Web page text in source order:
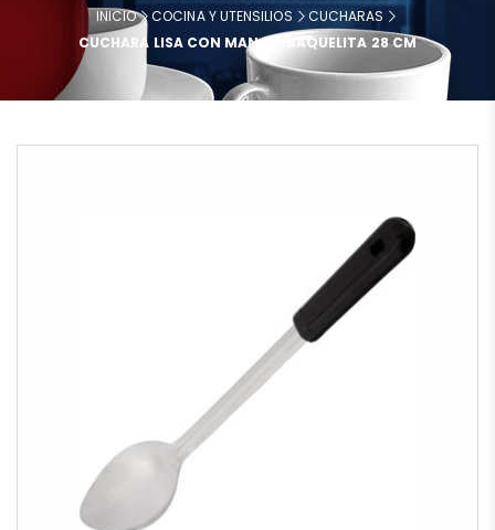
INICIO COCINA Y UTENSILIOS
CUCHARAS
CUCHARA LISA CON MANGO BAQUELITA 28 CM